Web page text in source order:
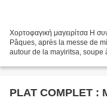
Χορτοφαγική μαγειρίτσα Η
Pâques, après la messe de
autour de la mayiritsa, soupe
PLAT COMPLET :